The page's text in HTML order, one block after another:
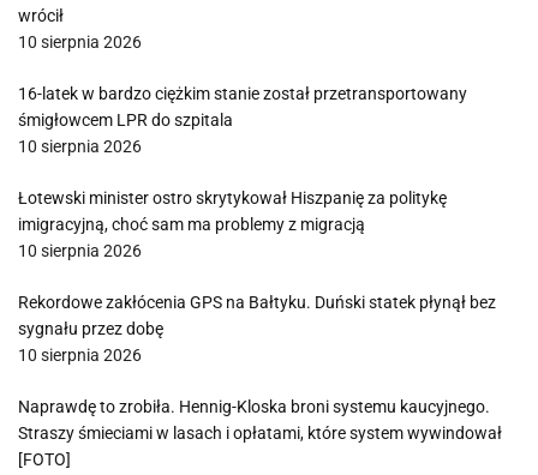
wrócił
10 sierpnia 2026
16-latek w bardzo ciężkim stanie został przetransportowany
śmigłowcem LPR do szpitala
10 sierpnia 2026
Łotewski minister ostro skrytykował Hiszpanię za politykę
imigracyjną, choć sam ma problemy z migracją
10 sierpnia 2026
Rekordowe zakłócenia GPS na Bałtyku. Duński statek płynął bez
sygnału przez dobę
10 sierpnia 2026
Naprawdę to zrobiła. Hennig-Kloska broni systemu kaucyjnego.
Straszy śmieciami w lasach i opłatami, które system wywindował
[FOTO]